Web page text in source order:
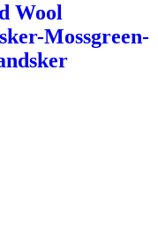
Wool
Mossgreen-